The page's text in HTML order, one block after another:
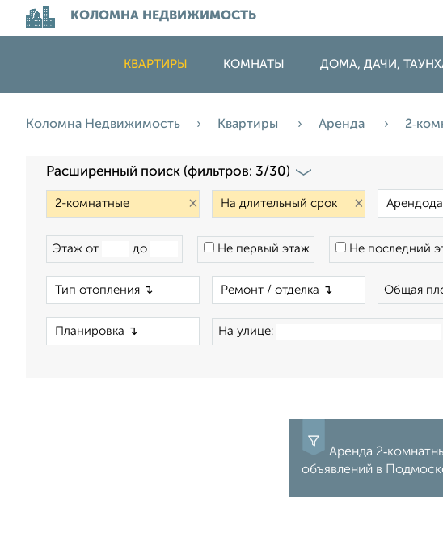
КОЛОМНА НЕДВИЖИМОСТЬ
КВАРТИРЫ КОМНАТЫ ДОМА, ДАЧИ,
Коломна Недвижимость Квартиры Аренда
Расширенный поиск (фильтров: 3/30)
× ×
Этаж от до Не первый этаж Не последний
Общая
На улице:
Аренда
объявлений в